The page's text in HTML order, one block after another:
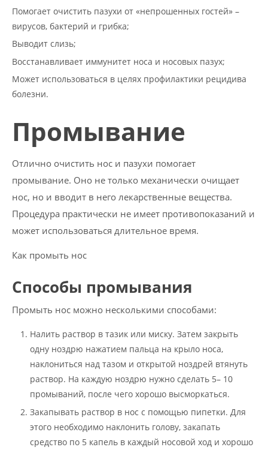
Помогает очистить пазухи от «непрошенных гостей» –
вирусов, бактерий и грибка;
Выводит слизь;
Восстанавливает иммунитет носа и носовых пазух;
Может использоваться в целях профилактики рецидива
болезни.
Промывание
Отлично очистить нос и пазухи помогает
промывание. Оно не только механически очищает
нос, но и вводит в него лекарственные вещества.
Процедура практически не имеет противопоказаний и
может использоваться длительное время.
Как промыть нос
Способы промывания
Промыть нос можно несколькими способами:
Налить раствор в тазик или миску. Затем закрыть
одну ноздрю нажатием пальца на крыло носа,
наклониться над тазом и открытой ноздрей втянуть
раствор. На каждую ноздрю нужно сделать 5– 10
промываний, после чего хорошо высморкаться.
Закапывать раствор в нос с помощью пипетки. Для
этого необходимо наклонить голову, закапать
средство по 5 капель в каждый носовой ход и хорошо